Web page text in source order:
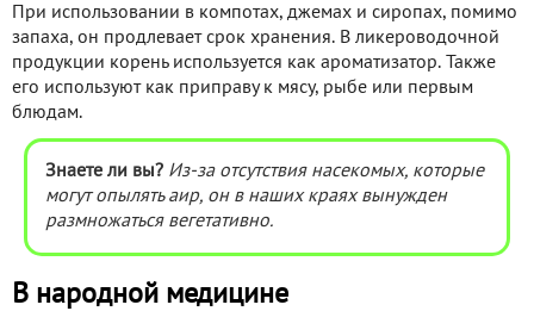
При использовании в компотах, джемах и сиропах, помимо
запаха, он продлевает срок хранения. В ликероводочной
продукции корень используется как ароматизатор. Также
его используют как приправу к мясу, рыбе или первым
блюдам.
Знаете ли вы? Из-за отсутствия насекомых, которые
могут опылять аир, он в наших краях вынужден
размножаться вегетативно.
В народной медицине